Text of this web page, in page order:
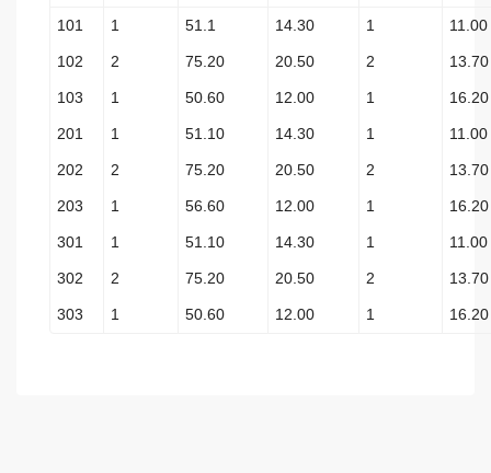
101 1 51.1 14.30 1 11.00
102 2 75.20 20.50 2 13.70
103 1 50.60 12.00 1 16.20
201 1 51.10 14.30 1 11.00
202 2 75.20 20.50 2 13.70
203 1 56.60 12.00 1 16.20
301 1 51.10 14.30 1 11.00
302 2 75.20 20.50 2 13.70
303 1 50.60 12.00 1 16.20